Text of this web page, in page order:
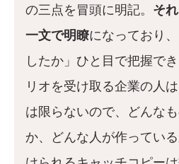
の三点を冒頭に明記。 そ
一文で明瞭になっており
したか」ひと目で把握で
リオを受け取る企業の人
は限らないので、どんな
か、どんな人が作ってい